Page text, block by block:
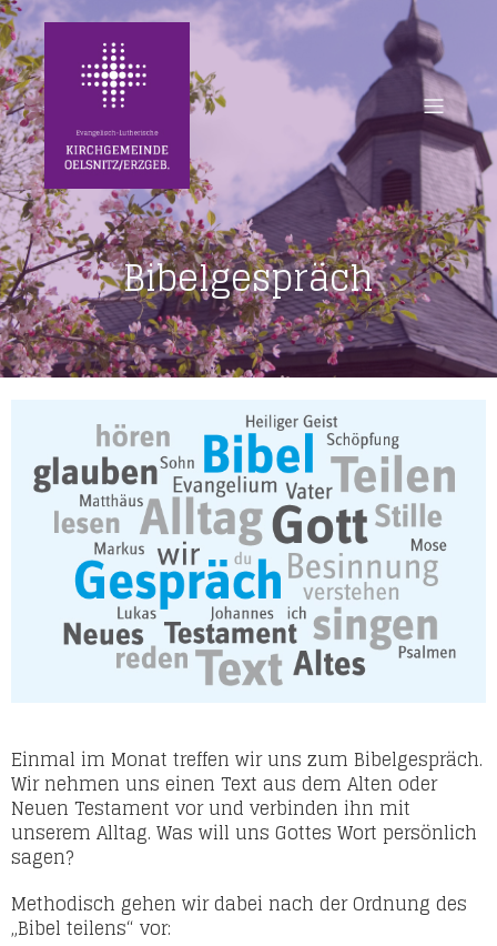
Bibelgespräch
Einmal im Monat treffen wir uns zum Bibelgespräch.
Wir nehmen uns einen Text aus dem Alten oder
Neuen Testament vor und verbinden ihn mit
unserem Alltag. Was will uns Gottes Wort persönlich
sagen?
Methodisch gehen wir dabei nach der Ordnung des
„Bibel teilens“ vor: